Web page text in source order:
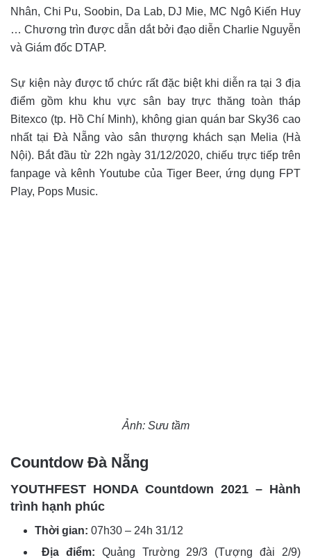
Nhân, Chi Pu, Soobin, Da Lab, DJ Mie, MC Ngô Kiến Huy
… Chương trìn được dẫn dắt bởi đạo diễn Charlie Nguyễn
và Giám đốc DTAP.
Sự kiện này được tổ chức rất đặc biệt khi diễn ra tại 3 địa
điểm gồm khu khu vực sân bay trực thăng toàn tháp
Bitexco (tp. Hồ Chí Minh), không gian quán bar Sky36 cao
nhất tại Đà Nẵng vào sân thượng khách sạn Melia (Hà
Nội). Bắt đầu từ 22h ngày 31/12/2020, chiếu trực tiếp trên
fanpage và kênh Youtube của Tiger Beer, ứng dụng FPT
Play, Pops Music.
Ảnh: Sưu tầm
Countdow Đà Nẵng
YOUTHFEST HONDA Countdown 2021 – Hành
trình hạnh phúc
Thời gian: 07h30 – 24h 31/12
Địa điểm: Quảng Trường 29/3 (Tượng đài 2/9)